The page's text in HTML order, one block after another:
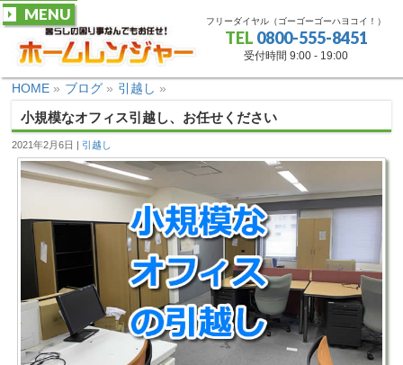
フリーダイヤル（ゴーゴーゴーハヨコイ！）
TEL 0800-555-8451
受付時間 9:00 - 19:00
MENU
HOME » ブログ » 引越し »
小規模なオフィス引越し、お任せください
2021年2月6日 引越し